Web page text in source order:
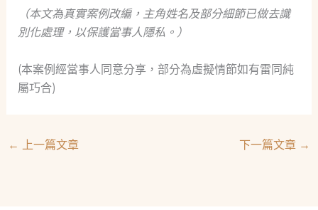
（本文為真實案例改編，主角姓名及部分細節已做去識
別化處理，以保護當事人隱私。）
(本案例經當事人同意分享，部分為虛擬情節如有雷同純
屬巧合)
← 上一篇文章 下一篇文章 →